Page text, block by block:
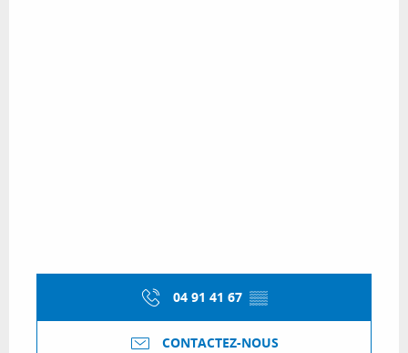
04 91 41 67 ▒▒
CONTACTEZ-NOUS